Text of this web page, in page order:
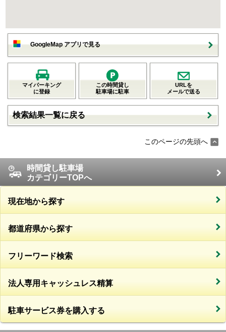
GoogleMap アプリで見る
マイパーキング
に登録
この時間貸し
駐車場に駐車
URLを
メールで送る
検索結果一覧に戻る
このページの先頭へ
時間貸し駐車場
カテゴリーTOPへ
現在地から探す
都道府県から探す
フリーワード検索
法人専用キャッシュレス精算
駐車サービス券を購入する